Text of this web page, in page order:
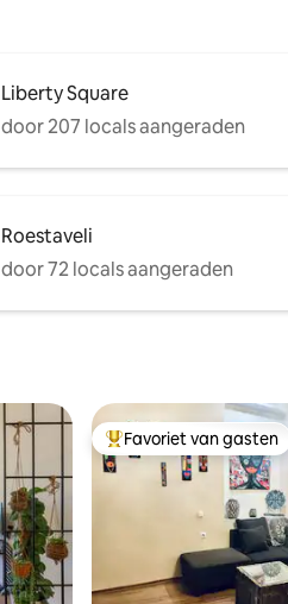
Liberty Square
door 207 locals aangeraden
Roestaveli
door 72 locals aangeraden
Topfavoriet van gasten
Favoriet van gasten